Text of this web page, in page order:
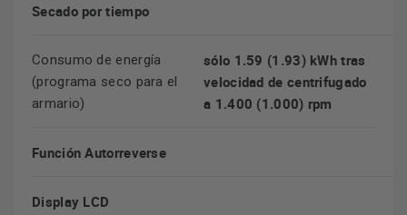
Secado por tiempo
Consumo de energía
(programa seco para el
armario)
sólo 1.59 (1.93) kWh tras
velocidad de centrifugado
a 1.400 (1.000) rpm
Función Autorreverse
Display LCD